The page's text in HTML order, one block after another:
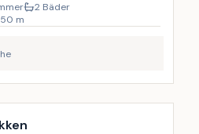
2 Bäder
m